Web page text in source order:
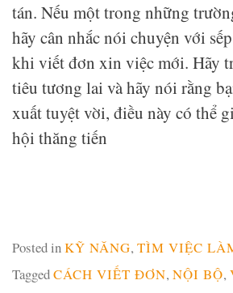
tán. Nếu một trong những
hãy cân nhắc nói chuyện với
khi viết đơn xin việc mới. Hãy
tiêu tương lai và hãy nói rằng
xuất tuyệt vời, điều này có thể
hội thăng tiến
Posted inKỸ NĂNG, TÌM VIỆC
TaggedCÁCH VIẾT ĐƠN, NỘI BỘ,